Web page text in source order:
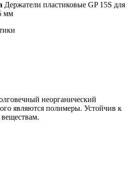
Держатели пластиковые GP 15S для
мм
неорганический
являются полимеры. Устойчив к